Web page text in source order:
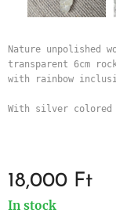
Nature unpolished
transparent 6cm
with rainbow
With silver colored
18,000 Ft
In stock